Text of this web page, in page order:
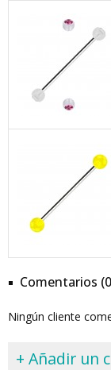
Comentarios
Ningún cliente
+ Añadir un